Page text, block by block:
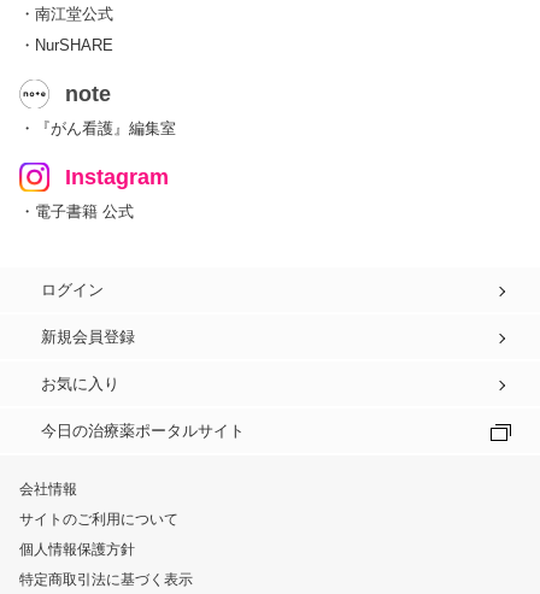
・南江堂公式
・NurSHARE
note
・『がん看護』編集室
Instagram
・電子書籍 公式
ログイン
新規会員登録
お気に入り
今日の治療薬ポータルサイト
会社情報
サイトのご利用について
個人情報保護方針
特定商取引法に基づく表示